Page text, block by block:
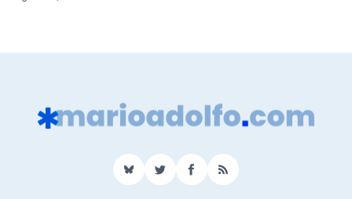
BlueSkyTwitterFacebook
RSS